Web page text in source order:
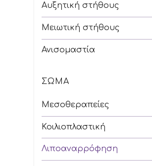
Αυξητική στήθους
Μειωτική στήθους
Ανισομαστία
ΣΏΜΑ
Μεσοθεραπείες
Κοιλιοπλαστική
Λιποαναρρόφηση